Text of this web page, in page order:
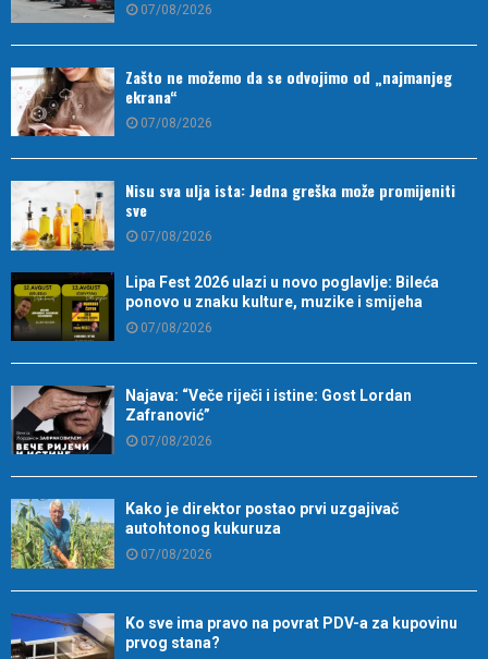
07/08/2026
Zašto ne možemo da se odvojimo od „najmanjeg
ekrana“
07/08/2026
Nisu sva ulja ista: Jedna greška može promijeniti
sve
07/08/2026
Lipa Fest 2026 ulazi u novo poglavlje: Bileća
ponovo u znaku kulture, muzike i smijeha
07/08/2026
Najava: “Veče riječi i istine: Gost Lordan
Zafranović”
07/08/2026
Kako je direktor postao prvi uzgajivač
autohtonog kukuruza
07/08/2026
Ko sve ima pravo na povrat PDV-a za kupovinu
prvog stana?